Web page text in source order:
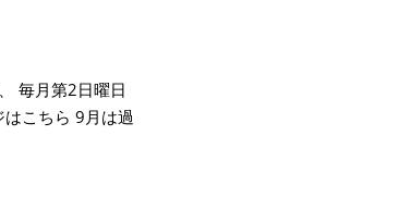
毎月第2日曜日
こちら 9月は過